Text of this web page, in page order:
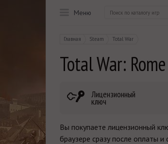
Меню
Главная Steam Total War
Total War:
Лицензионный
ключ
Вы покупаете лицензионный
браузере сразу после оплаты